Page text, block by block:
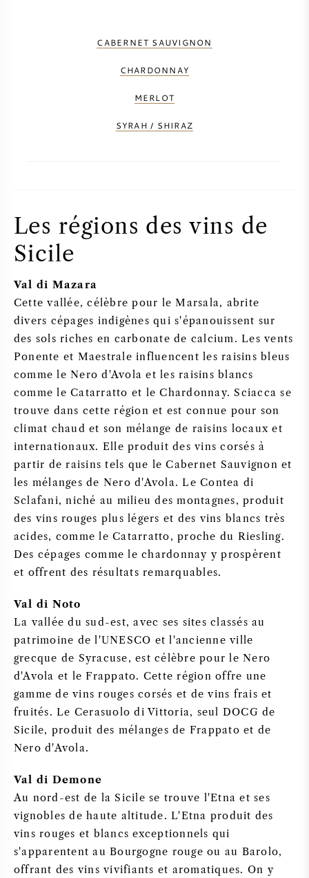
CABERNET SAUVIGNON
CHARDONNAY
MERLOT
SYRAH / SHIRAZ
Les régions des vins de
Sicile
Val di Mazara
Cette vallée, célèbre pour le Marsala, abrite
divers cépages indigènes qui s'épanouissent sur
des sols riches en carbonate de calcium. Les vents
Ponente et Maestrale influencent les raisins bleus
comme le Nero d'Avola et les raisins blancs
comme le Catarratto et le Chardonnay. Sciacca se
trouve dans cette région et est connue pour son
climat chaud et son mélange de raisins locaux et
internationaux. Elle produit des vins corsés à
partir de raisins tels que le Cabernet Sauvignon et
les mélanges de Nero d'Avola. Le Contea di
Sclafani, niché au milieu des montagnes, produit
des vins rouges plus légers et des vins blancs très
acides, comme le Catarratto, proche du Riesling.
Des cépages comme le chardonnay y prospèrent
et offrent des résultats remarquables.
Val di Noto
La vallée du sud-est, avec ses sites classés au
patrimoine de l'UNESCO et l'ancienne ville
grecque de Syracuse, est célèbre pour le Nero
d'Avola et le Frappato. Cette région offre une
gamme de vins rouges corsés et de vins frais et
fruités. Le Cerasuolo di Vittoria, seul DOCG de
Sicile, produit des mélanges de Frappato et de
Nero d'Avola.
Val di Demone
Au nord-est de la Sicile se trouve l'Etna et ses
vignobles de haute altitude. L'Etna produit des
vins rouges et blancs exceptionnels qui
s'apparentent au Bourgogne rouge ou au Barolo,
offrant des vins vivifiants et aromatiques. On y